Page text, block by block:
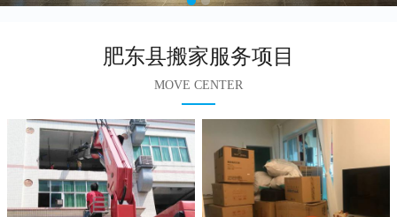
肥东县搬家服务项目
MOVE CENTER